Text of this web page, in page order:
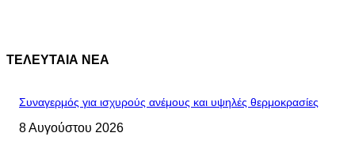
ΤΕΛΕΥΤΑΙΑ ΝΕΑ
Συναγερμός για ισχυρούς ανέμους και υψηλές θερμοκρασίες
8 Αυγούστου 2026